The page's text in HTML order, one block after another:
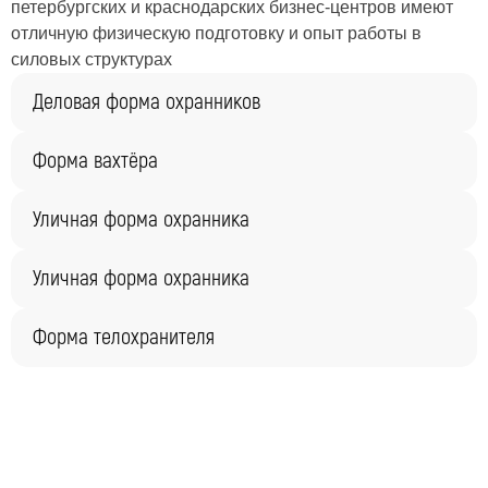
петербургских и краснодарских бизнес-центров имеют
отличную физическую подготовку и опыт работы в
силовых структурах
Деловая форма охранников
Форма вахтёра
Уличная форма охранника
Уличная форма охранника
Форма телохранителя